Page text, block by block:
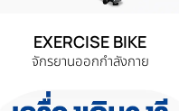
EXERCISE BIKE
จักรยานออกกำลังกาย